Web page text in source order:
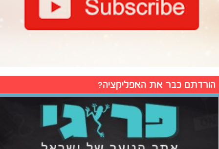
הורדתם כבר את האפליקציה?